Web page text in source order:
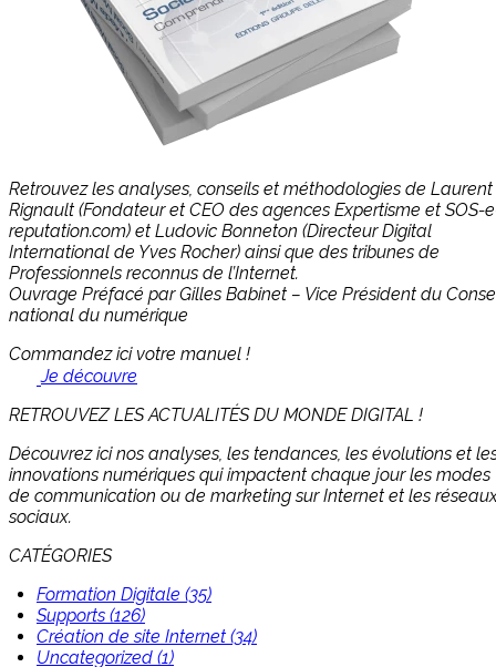
Retrouvez les analyses, conseils et méthodologies de Laurent
Rignault (Fondateur et CEO des agences Expertisme et SOS-
reputation.com) et Ludovic Bonneton (Directeur Digital
International de Yves Rocher) ainsi que des tribunes de
Professionnels reconnus de l’Internet.
Ouvrage Préfacé par Gilles Babinet – Vice Président du
national du numérique
Commandez ici votre manuel !
Je découvre
RETROUVEZ LES ACTUALITÉS DU MONDE DIGITAL !
Découvrez ici nos analyses, les tendances, les évolutions et
innovations numériques qui impactent chaque jour les modes
de communication ou de marketing sur Internet et les
sociaux.
CATÉGORIES
Formation Digitale (35)
Supports (126)
Création de site Internet (34)
Uncategorized (1)